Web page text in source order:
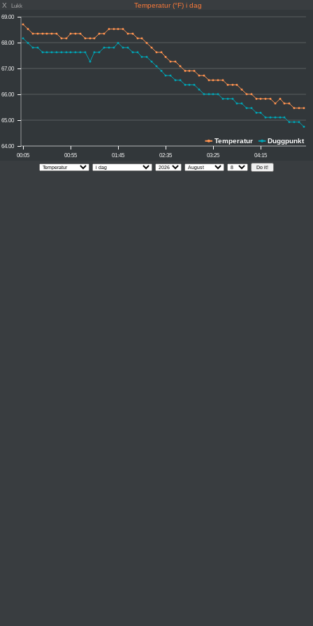
X Lukk Temperatur (°F) i dag